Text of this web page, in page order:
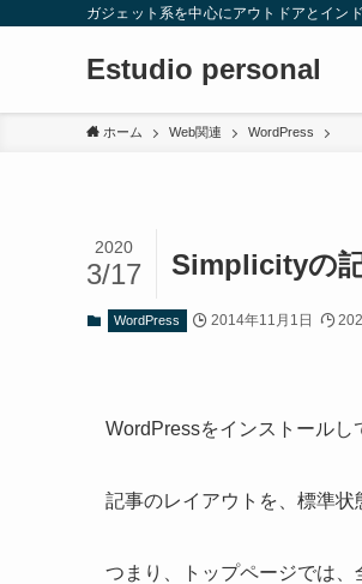
ガジェット系を中心にアウトドアとイン
Estudio personal
ホーム Web関連 WordPress
Simplicityの
2020
3/17
WordPress 2014年11月1日
WordPressをインストールし
記事のレイアウトを、標準状
つまり、トップページでは